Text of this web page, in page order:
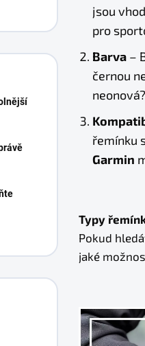
jsou
pro
Barva –
černou
neonová?
řemínku
Garmin
Typy
Pokud
jaké